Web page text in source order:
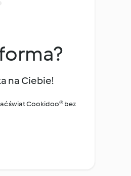
na Ciebie!
świat Cookidoo® bez